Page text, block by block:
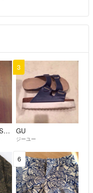
DEUXIEME CLASSE
3
GU
ジーユー
6